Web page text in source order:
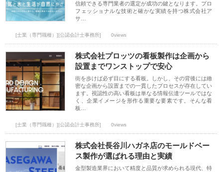
信頼できる専門業者の選定が成功の鍵となります。プロ
フェッショナルな技術と確かな実績を持つ株式会社ア
サ…
[士業（専門職種）][公認会計士事務所] 0views
株式会社プロッツの看板製作は企画から
設置までワンストップで安心
街を歩けば必ず目にする看板。しかし、その背後には緻
密な企画から設置までの一貫したプロセスが存在してい
ます。視認性の高い看板は単なる情報伝達ツールではな
く、企業イメージを形作る重要な要素です。そんな看
板…
[士業（専門職種）][公認会計士事務所] 0views
株式会社長谷川ハガネ店のモールドベー
ス製作が選ばれる理由と実績
金型製造業界において精度と品質が求められる現代、特